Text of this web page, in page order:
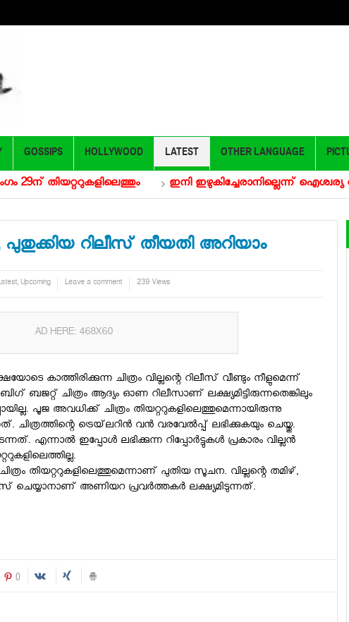
GOSSIPS HOLLYWOOD LATEST OTHER LANGUAGE
തിയറ്ററുകളിലെത്തും ഇനി ഇഴുകിച്ചേരാനില്ലെന്ന് ഐശ്വര്യ റായ്
റിലീസ് തീയതി അറിയാം
, Upcoming Leave a comment 239 Views
AD HERE: 468X60
കാത്തിരിക്കുന്ന ചിത്രം വില്ലന്റെ റിലീസ് വീണ്ടും നീളുമെന്ന്
ബജറ്റ് ചിത്രം ആദ്യം ഓണ റിലീസാണ് ലക്ഷ്യമിട്ടിരുന്നതെങ്കിലും
പൂജ അവധിക്ക് ചിത്രം തിയറ്ററുകളിലെത്തുമെന്നായിരുന്നു
ചിത്രത്തിന്റെ ട്രെയ്‌ലറിന്‍ വന്‍ വരവേല്‍പ്പ് ലഭിക്കുകയും ചെയ്തു.
എന്നാല്‍ ഇപ്പോള്‍ ലഭിക്കുന്ന റിപ്പോര്‍ട്ടുകള്‍ പ്രകാരം വില്ലന്‍
തിയറ്ററുകളിലെത്തുമെന്നാണ് പുതിയ സൂചന. വില്ലന്റെ തമിഴ്,
ചെയ്യാനാണ് അണിയറ പ്രവര്‍ത്തകര്‍ ലക്ഷ്യമിടുന്നത്.
0